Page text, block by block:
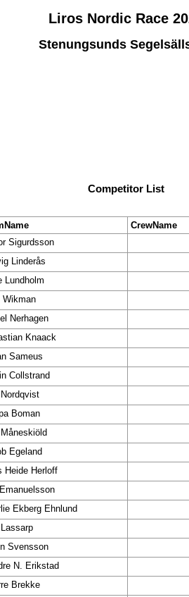
Liros Nordic Race
Stenungsunds
Competitor List
CrewName
Sigurdsson
Linderås
Lundholm
Wikman
Nerhagen
Knaack
Sameus
Collstrand
Boman
Egeland
Heide Herloff
Ekberg Ehnlund
Svensson
N. Erikstad
Brekke